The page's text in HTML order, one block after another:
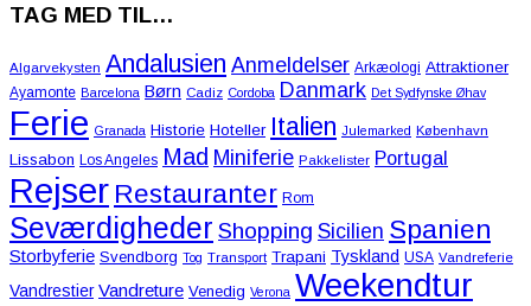
TAG MED TIL…
Algarvekysten Andalusien Anmeldelser Arkæologi Attraktioner
Ayamonte Barcelona Børn Cadiz Cordoba Danmark Det Sydfynske Øhav
Ferie Granada Historie Hoteller Italien Julemarked København
Lissabon Los Angeles Mad Miniferie Pakkelister Portugal
Rejser Restauranter Rom
Seværdigheder Shopping Sicilien Spanien
Storbyferie Svendborg Tog Transport Trapani Tyskland USA Vandreferie
Vandrestier Vandreture Venedig Verona Weekendtur